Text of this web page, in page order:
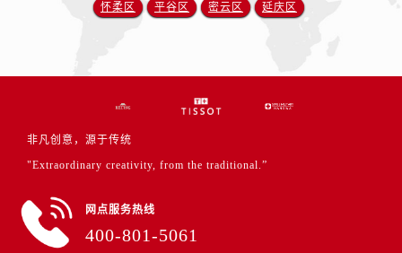
怀柔区 平谷区 密云区 延庆区
非凡创意，源于传统
"Extraordinary creativity, from the traditional.”
网点服务热线
400-801-5061